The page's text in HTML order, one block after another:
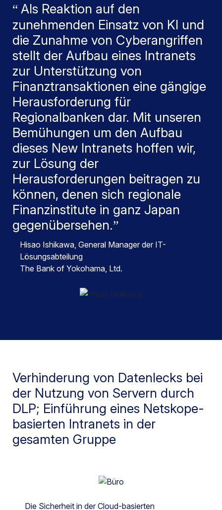
Als Reaktion auf den
zunehmenden Einsatz von KI und
die Zunahme von Cyberangriffen
stellt der Aufbau eines Intranets
zur Unterstützung von
Finanztransaktionen eine gängige
Herausforderung für
Regionalbanken dar. Mit unseren
Bemühungen um den Aufbau
dieses New Intranets hoffen wir,
zur Lösung der
Herausforderungen beitragen zu
können, denen sich regionale
Finanzinstitute in ganz Japan
gegenübersehen.
Hisao Ishikawa , General Manager der IT-
Lösungsabteilung
The Bank of Yokohama, Ltd.
Verhinderung von Datenlecks bei
der Nutzung von Servern durch
DLP; Einführung eines Netskope-
basierten Intranets in der
gesamten Gruppe
Die Sicherheit in der Cloud-basierten